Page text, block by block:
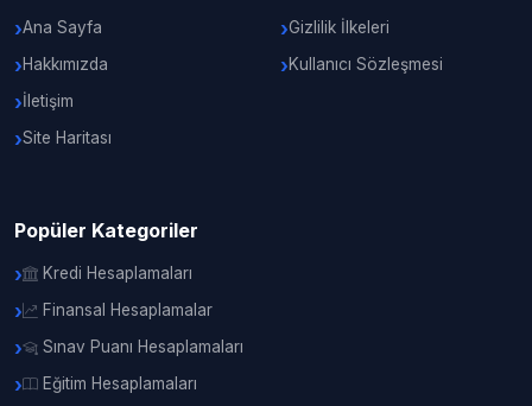
Ana Sayfa
Hakkımızda
İletişim
Site Haritası
Gizlilik İlkeleri
Kullanıcı Sözleşmesi
Popüler Kategoriler
Kredi Hesaplamaları
Finansal Hesaplamalar
Sınav Puanı Hesaplamaları
Eğitim Hesaplamaları